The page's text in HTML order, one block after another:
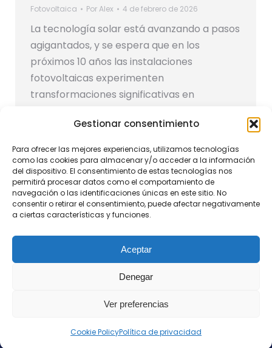
Gestionar consentimiento
Para ofrecer las mejores experiencias, utilizamos tecnologías
como las cookies para almacenar y/o acceder a la información
del dispositivo. El consentimiento de estas tecnologías nos
permitirá procesar datos como el comportamiento de
navegación o las identificaciones únicas en este sitio. No
consentir o retirar el consentimiento, puede afectar negativamente
a ciertas características y funciones.
Aceptar
Denegar
Ver preferencias
Cookie PolicyPolítica de privacidad
Fotovoltaica PorAlex 4 de febrero de 2026
La tecnología solar está avanzando a pasos
agigantados, y se espera que en los
próximos 10 años las instalaciones
fotovoltaicas experimenten
transformaciones significativas en
almacenamiento de energía, inteligencia
artificial y procesos de instalación. A
continuación, exploramos cómo podrían
ser una instalación solar en una década,
respaldando cada punto con fuentes
relevantes.​ 1.…
contacto@nostresol.com